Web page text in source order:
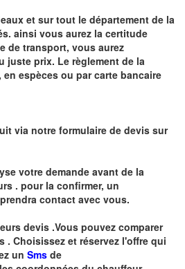
et sur tout le département de la
. ainsi vous aurez la certitude
de transport, vous aurez
juste prix. Le règlement de la
espèces ou par carte bancaire
via notre formulaire de devis sur
votre demande avant de la
. pour la confirmer, un
contact avec vous.
devis .Vous pouvez comparer
. Choisissez et réservez l'offre qui
un Sms de